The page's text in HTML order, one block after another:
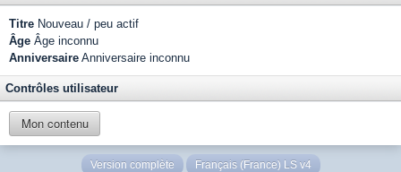
Titre Nouveau / peu actif
Âge Âge inconnu
Anniversaire Anniversaire inconnu
Contrôles utilisateur
Mon contenu
Version complète Français (France) LS v4